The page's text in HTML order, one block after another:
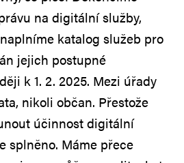
na digitální služby,
katalog služeb pro
jejich postupné
k 1. 2. 2025. Mezi úřady
nikoli občan. Přestože
účinnost digitální
splněno. Máme přece